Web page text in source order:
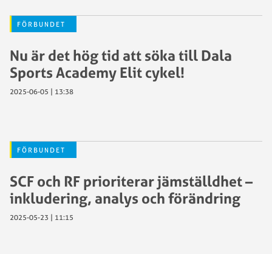
FÖRBUNDET
Nu är det hög tid att söka till Dala
Sports Academy Elit cykel!
2025-06-05 | 13:38
FÖRBUNDET
SCF och RF prioriterar jämställdhet –
inkludering, analys och förändring
2025-05-23 | 11:15